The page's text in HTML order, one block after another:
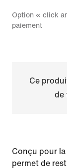
Option « click
paiement
Ce
de
Conçu pour
permet de